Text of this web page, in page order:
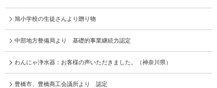
旭小学校の生徒さんより贈り物
中部地方整備局より 基礎的事業継続力認定
わんにゃ浄水器：お客様の声いただきました。（神奈川県）
豊橋市、豊橋商工会議所より 認定